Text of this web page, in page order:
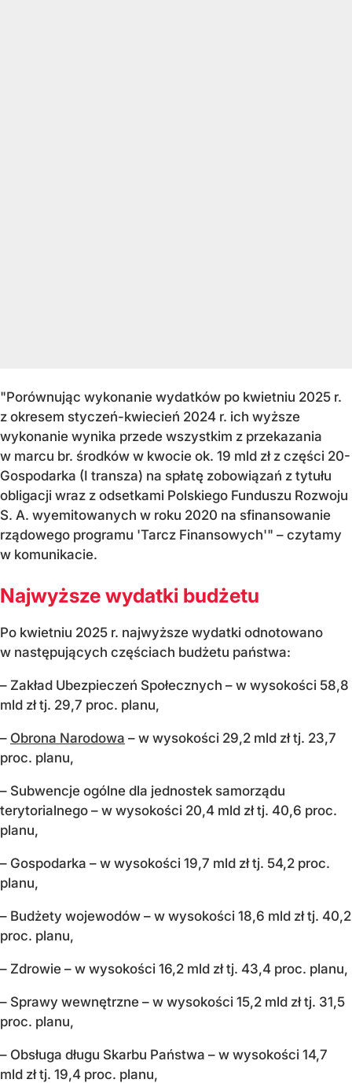
"Porównując wykonanie wydatków po kwietniu 2025 r.
z okresem styczeń-kwiecień 2024 r. ich wyższe
wykonanie wynika przede wszystkim z przekazania
w marcu br. środków w kwocie ok. 19 mld zł z części 20-
Gospodarka (I transza) na spłatę zobowiązań z tytułu
obligacji wraz z odsetkami Polskiego Funduszu Rozwoju
S. A. wyemitowanych w roku 2020 na sfinansowanie
rządowego programu 'Tarcz Finansowych'" – czytamy
w komunikacie.
Najwyższe wydatki budżetu
Po kwietniu 2025 r. najwyższe wydatki odnotowano
w następujących częściach budżetu państwa:
– Zakład Ubezpieczeń Społecznych – w wysokości 58,8
mld zł tj. 29,7 proc. planu,
– Obrona Narodowa – w wysokości 29,2 mld zł tj. 23,7
proc. planu,
– Subwencje ogólne dla jednostek samorządu
terytorialnego – w wysokości 20,4 mld zł tj. 40,6 proc.
planu,
– Gospodarka – w wysokości 19,7 mld zł tj. 54,2 proc.
planu,
– Budżety wojewodów – w wysokości 18,6 mld zł tj. 40,2
proc. planu,
– Zdrowie – w wysokości 16,2 mld zł tj. 43,4 proc. planu,
– Sprawy wewnętrzne – w wysokości 15,2 mld zł tj. 31,5
proc. planu,
– Obsługa długu Skarbu Państwa – w wysokości 14,7
mld zł tj. 19,4 proc. planu,